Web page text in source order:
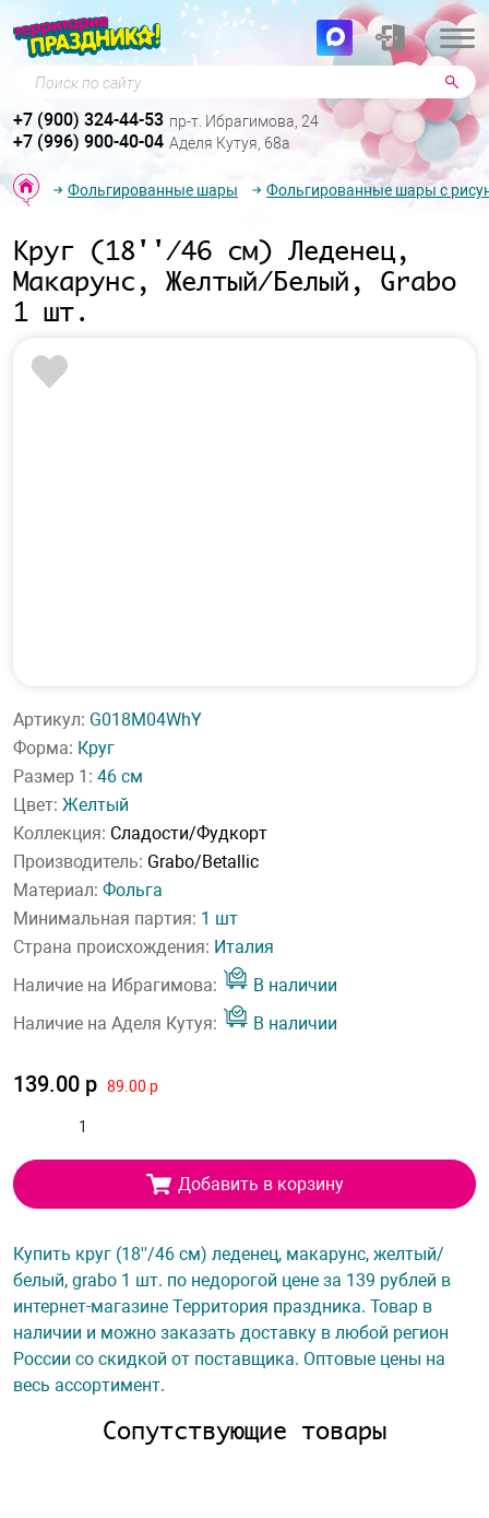
Поиск по сайту
+7 (900) 324-44-53 пр-т. Ибрагимова, 24
+7 (996) 900-40-04 Аделя Кутуя, 68а
Фольгированные шары Фольгированные шары с
Круг (18''/46 см) Леденец,
Макарунс, Желтый/Белый, Grabo
1 шт.
Артикул: G018M04WhY
Форма: Круг
Размер 1: 46 см
Цвет: Желтый
Коллекция: Сладости/Фудкорт
Производитель: Grabo/Betallic
Материал: Фольга
Минимальная партия: 1 шт
Страна происхождения: Италия
Наличие на Ибрагимова:
В наличии
Наличие на Аделя Кутуя:
В наличии
139.00 р 89.00 р
Добавить в корзину
Купить круг (18''/46 см) леденец, макарунс, желтый/
белый, grabo 1 шт. по недорогой цене за 139 рублей в
интернет-магазине Территория праздника. Товар в
наличии и можно заказать доставку в любой регион
России со скидкой от поставщика. Оптовые цены на
весь ассортимент.
Сопутствующие товары